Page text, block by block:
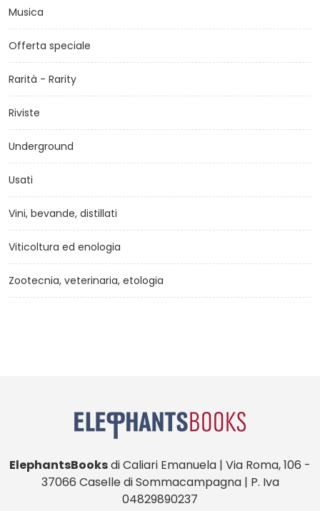
Musica
Offerta speciale
Rarità - Rarity
Riviste
Underground
Usati
Vini, bevande, distillati
Viticoltura ed enologia
Zootecnia, veterinaria, etologia
ElephantsBooksdi Caliari Emanuela | Via Roma, 106 -
37066 Caselle di Sommacampagna | P. Iva
04829890237